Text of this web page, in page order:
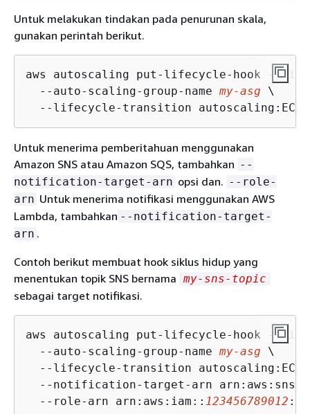
Untuk melakukan tindakan pada penurunan skala,
gunakan perintah berikut.
aws autoscaling put-lifecycle-hook --
  --auto-scaling-group-name
my-asg \
--lifecycle-transition
Untuk menerima pemberitahuan menggunakan
Amazon SNS atau Amazon SQS, tambahkan --
notification-target-arn opsi dan. --role-
arn Untuk menerima notifikasi menggunakan AWS
Lambda, tambahkan --notification-target-
arn .
Contoh berikut membuat hook siklus hidup yang
menentukan topik SNS bernama my-sns-topic
sebagai target notifikasi.
aws autoscaling put-lifecycle-hook --
  --auto-scaling-group-name
my-asg \
--lifecycle-transition
  --notification-target-arn arn:aws:sns:
  --role-arn arn:aws:iam::
123456789012